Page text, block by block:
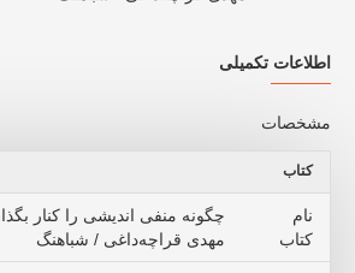
اطلاعات تکمیلی
مشخصات
کتاب
نام
کتاب
چگونه منفی اندیشی را کنار
مهدی قراچه‌داغی / شباهنگ